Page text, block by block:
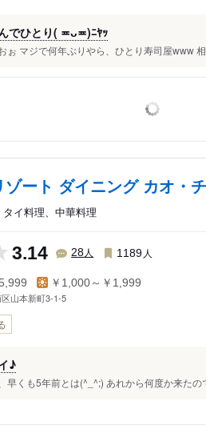
でひとり( ≖ᴗ≖​)ﾆﾔｯ
ぉ マジで何年ぶりやら、ひとり寿司屋www
ゾート ダイニング カオ・
イ料理、中華料理
3.14 28人 1189 人
￥1,000～￥1,999
山本新町3-1-5
♪
早くも5年前とは(^_^;) あれから何度か来たの